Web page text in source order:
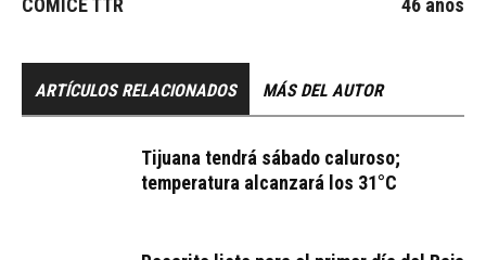
COMICE TTR
46 años
ARTÍCULOS RELACIONADOS MÁS DEL AUTOR
Tijuana tendrá sábado caluroso;
temperatura alcanzará los 31°C